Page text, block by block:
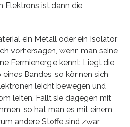
Elektrons ist dann die
ein Metall oder ein Isolator
vorhersagen, wenn man seine
Fermienergie kennt: Liegt die
eines Bandes, so können sich
leicht bewegen und
leiten. Fällt sie dagegen mit
so hat man es mit einem
andere Stoffe sind zwar